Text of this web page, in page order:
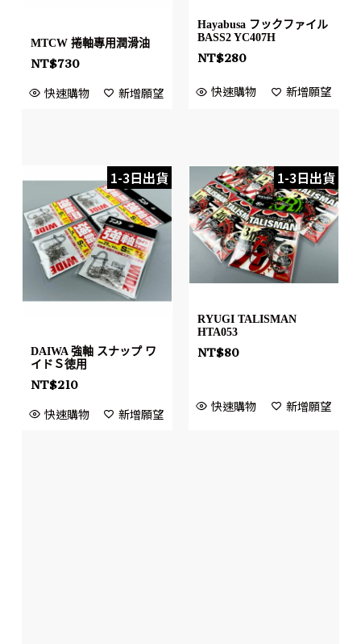
MTCW 捲軸專用潤滑油
NT$730
快速購物 新增願望
Hayabusa フックファイル
BASS2 YC407H
NT$280
快速購物 新增願望
1-3日出貨
DAIWA 強軸 スナップ ワ
イドＳ徳用
NT$210
快速購物 新增願望
1-3日出貨
RYUGI TALISMAN
HTA053
NT$80
快速購物 新增願望